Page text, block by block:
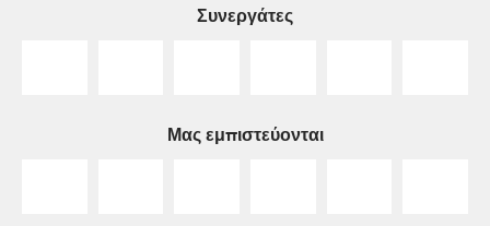
Συνεργάτες
Μας εμπιστεύονται